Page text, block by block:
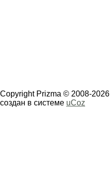
Copyright Prizma © 2008-2026
создан в системе uCoz